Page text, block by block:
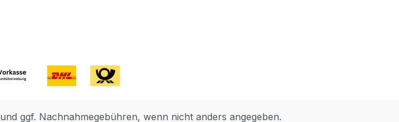
und ggf. Nachnahmegebühren, wenn nicht anders angegeben.